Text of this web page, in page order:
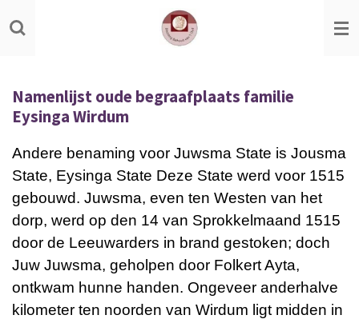
Ga
direct
hoofdinhoud
Namenlijst oude begraafplaats familie
Eysinga Wirdum
Andere benaming voor Juwsma State is Jousma
State, Eysinga State Deze State werd voor 1515
gebouwd. Juwsma, even ten Westen van het
dorp, werd op den 14 van Sprokkelmaand 1515
door de Leeuwarders in brand gestoken; doch
Juw Juwsma, geholpen door Folkert Ayta,
ontkwam hunne handen. Ongeveer anderhalve
kilometer ten noorden van Wirdum ligt midden in